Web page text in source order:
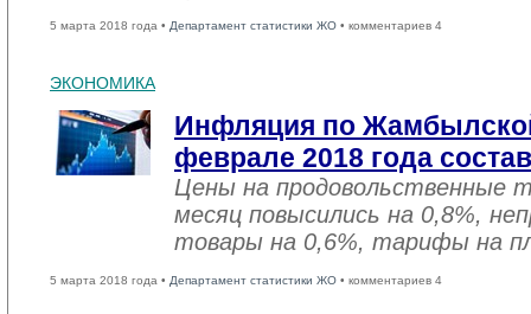
5 марта 2018 года • Департамент статистики ЖО • комментариев 4
ЭКОНОМИКА
Инфляция по
феврале 2018 года
Цены на продовольственные
месяц повысились на 0,8%,
товары на 0,6%, тарифы на
5 марта 2018 года • Департамент статистики ЖО • комментариев 4